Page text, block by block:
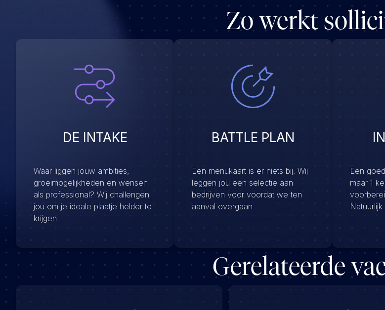
Zo werkt
DE INTAKE
Waar liggen jouw ambities,
groeimogelijkheden en wensen
als professional? Wij challengen
jou om je ideale plaatje helder te
krijgen.
BATTLE PLAN
Een menukaart is er niets bij. Wij
leggen jou een selectie aan
bedrijven voor voordat we ten
aanval overgaan.
Een
maar 1
Gerelateerde